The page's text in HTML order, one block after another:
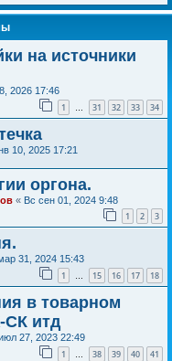
на источники
2026 17:46
1 … 31 32 33 34
10, 2025 17:21
оргона.
« Вс сен 01, 2024 9:48
1 2 3
31, 2024 15:43
1 … 15 16 17 18
в товарном
СК итд
27, 2023 22:49
1 … 38 39 40 41